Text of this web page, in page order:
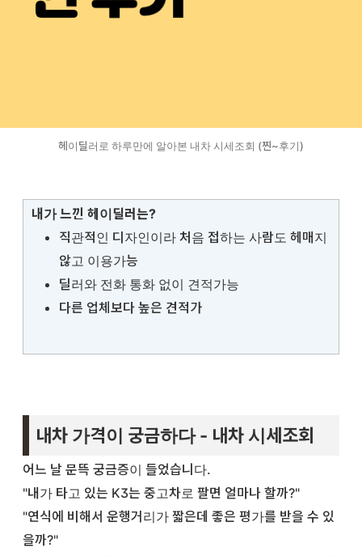
헤이딜러로 하루만에 알아본 내차 시세조회 (찐~후기)
내가 느낀 헤이딜러는?
직관적인 디자인이라 처음 접하는 사람도 헤매지
않고 이용가능
딜러와 전화 통화 없이 견적가능
다른 업체보다 높은 견적가
내차 가격이 궁금하다 - 내차 시세조회
어느 날 문뜩 궁금증이 들었습니다.
"내가 타고 있는 K3는 중고차로 팔면 얼마나 할까?"
"연식에 비해서 운행거리가 짧은데 좋은 평가를 받을 수 있
을까?"